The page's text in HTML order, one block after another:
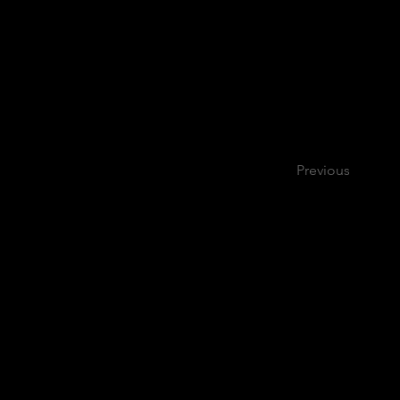
Previous